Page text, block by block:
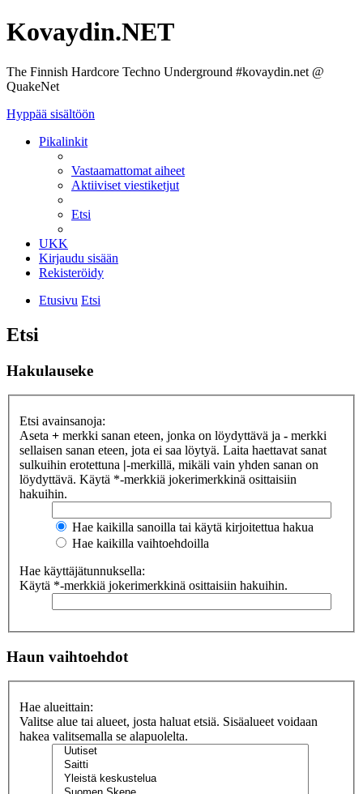
Kovaydin.NET
The Finnish Hardcore Techno Underground #kovaydin.net @
QuakeNet
Hyppää sisältöön
Pikalinkit
Vastaamattomat aiheet
Aktiiviset viestiketjut
Etsi
UKK
Kirjaudu sisään
Rekisteröidy
Etusivu Etsi
Etsi
Hakulauseke
Etsi avainsanoja:
Aseta + merkki sanan eteen, jonka on löydyttävä ja - merkki
sellaisen sanan eteen, jota ei saa löytyä. Laita haettavat sanat
sulkuihin erotettuna |-merkillä, mikäli vain yhden sanan on
löydyttävä. Käytä *-merkkiä jokerimerkkinä osittaisiin
hakuihin.
Hae kaikilla sanoilla tai käytä kirjoitettua hakua
Hae kaikilla vaihtoehdoilla
Hae käyttäjätunnuksella:
Käytä *-merkkiä jokerimerkkinä osittaisiin hakuihin.
Haun vaihtoehdot
Hae alueittain:
Valitse alue tai alueet, josta haluat etsiä. Sisäalueet voidaan
hakea valitsemalla se alapuolelta.